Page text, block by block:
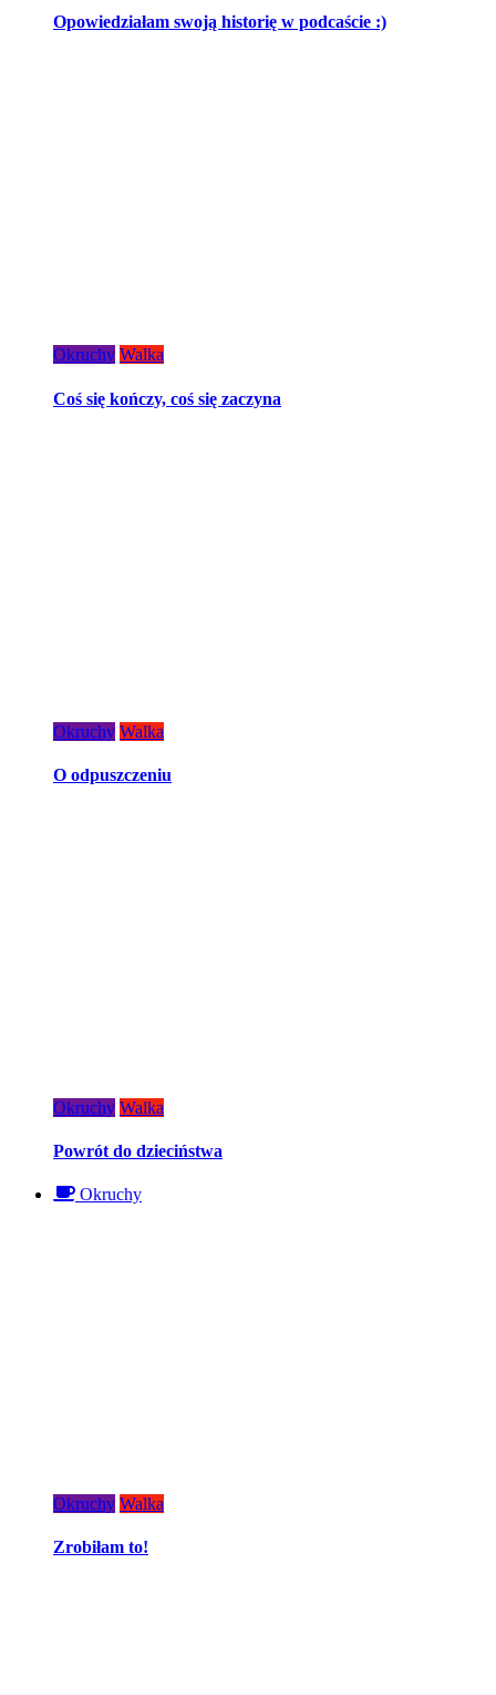
Opowiedziałam swoją historię w podcaście :)
Okruchy Walka
Coś się kończy, coś się zaczyna
Okruchy Walka
O odpuszczeniu
Okruchy Walka
Powrót do dzieciństwa
Okruchy
Okruchy Walka
Zrobiłam to!